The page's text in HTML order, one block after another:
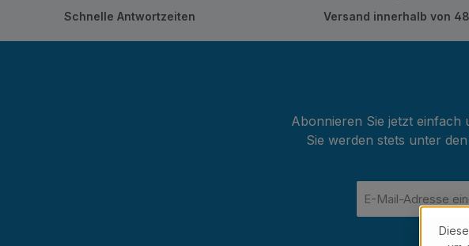
Schnelle Antwortzeiten Versand innerhalb von
Abonnieren Sie jetzt einfach
Sie werden stets unter
Mail-